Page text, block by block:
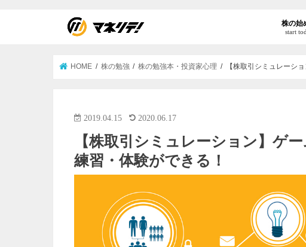
株の始
start
HOME 株の勉強 株の勉強本・投資家心理 【株取引シミュレーシ
2019.04.15 2020.06.17
【株取引シミュレーション】ゲ
練習・体験ができる！